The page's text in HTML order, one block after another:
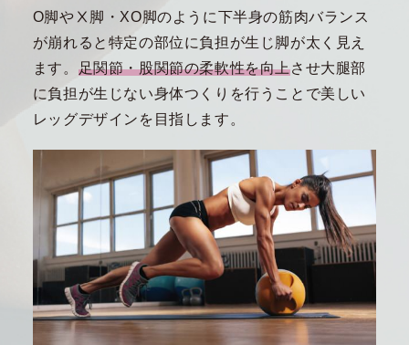
O脚やⅩ脚・XO脚のように下半身の筋肉バランス
が崩れると特定の部位に負担が生じ脚が太く見え
ます。 足関節・股関節の柔軟性を向上させ大腿部
に負担が生じない身体つくりを行うことで美しい
レッグデザインを目指します。